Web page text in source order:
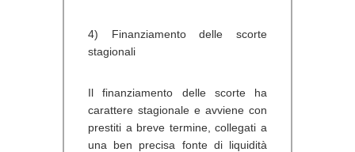
4) Finanziamento delle scorte
stagionali
Il finanziamento delle scorte ha
carattere stagionale e avviene con
prestiti a breve termine, collegati a
una ben precisa fonte di liquidità